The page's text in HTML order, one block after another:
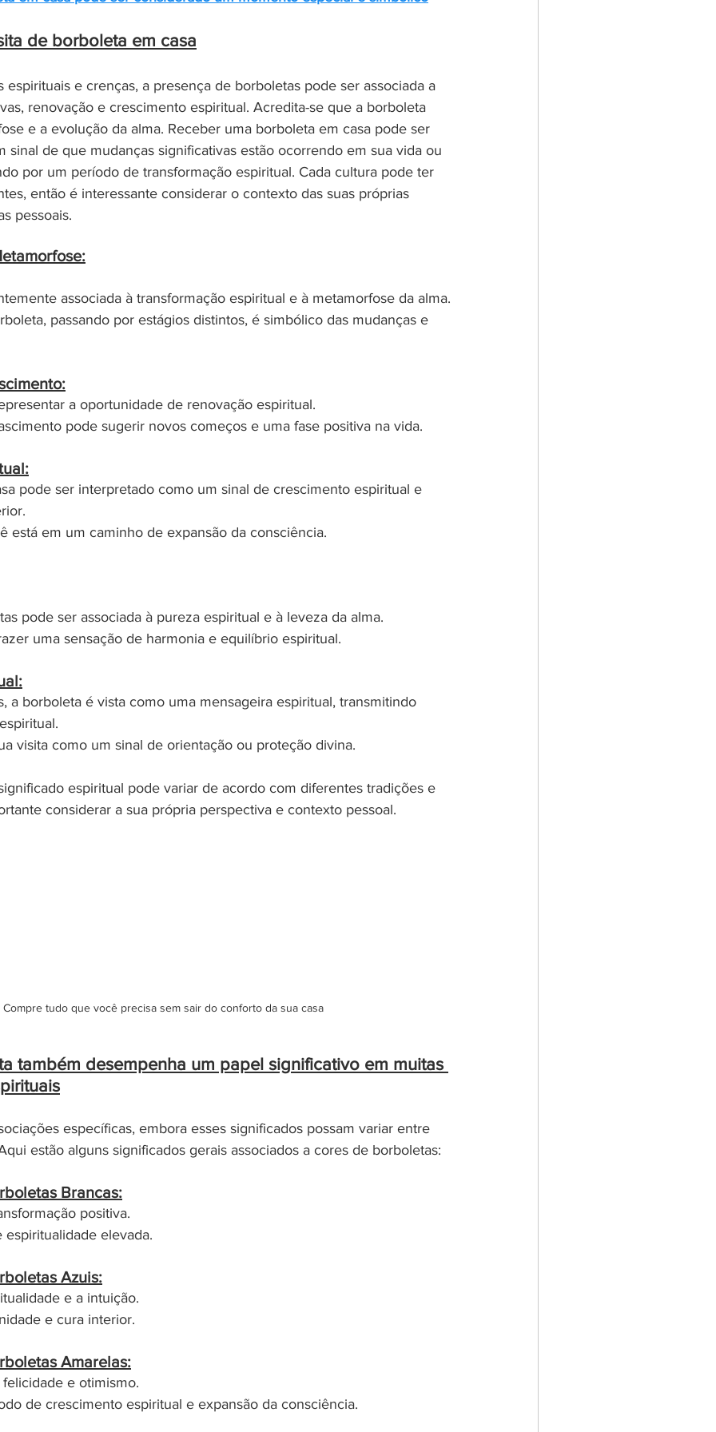
de borboleta em casa
espirituais e crenças, a presença de borboletas pode ser associada a
renovação e crescimento espiritual. Acredita-se que a borboleta
e a evolução da alma. Receber uma borboleta em casa pode ser
sinal de que mudanças significativas estão ocorrendo em sua vida ou
por um período de transformação espiritual. Cada cultura pode ter
então é interessante considerar o contexto das suas próprias
pessoais.
associada à transformação espiritual e à metamorfose da alma.
passando por estágios distintos, é simbólico das mudanças e
a oportunidade de renovação espiritual.
pode sugerir novos começos e uma fase positiva na vida.
pode ser interpretado como um sinal de crescimento espiritual e
está em um caminho de expansão da consciência.
pode ser associada à pureza espiritual e à leveza da alma.
uma sensação de harmonia e equilíbrio espiritual.
a borboleta é vista como uma mensageira espiritual, transmitindo
visita como um sinal de orientação ou proteção divina.
espiritual pode variar de acordo com diferentes tradições e
considerar a sua própria perspectiva e contexto pessoal.
Compre tudo que você precisa sem sair do conforto da sua casa
também desempenha um papel significativo em muitas
específicas, embora esses significados possam variar entre
estão alguns significados gerais associados a cores de borboletas:
Brancas:
positiva.
elevada.
Azuis:
e a intuição.
e cura interior.
Amarelas:
e otimismo.
de crescimento espiritual e expansão da consciência.